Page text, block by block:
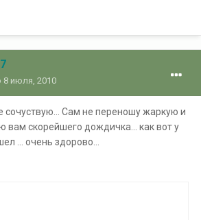
8 июля, 2010
сочуствую... Сам не переношу жаркую и
вам скорейшего дождичка... как вот у
... очень здорово...